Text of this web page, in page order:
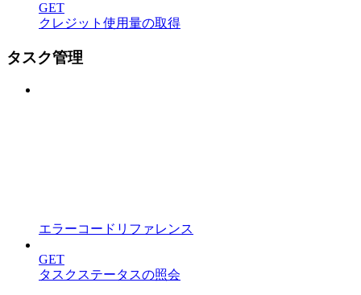
GET
クレジット使用量の取得
タスク管理
エラーコードリファレンス
GET
タスクステータスの照会